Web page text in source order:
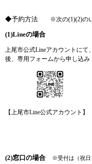
◆予約方法 ※次の(1)(2)のい
(1)Lineの場合
上尾市公式Lineアカウントに
後、専用フォームから申し込み
【上尾市Line公式アカウント】
(2)窓口の場合 ※受付は（祝日